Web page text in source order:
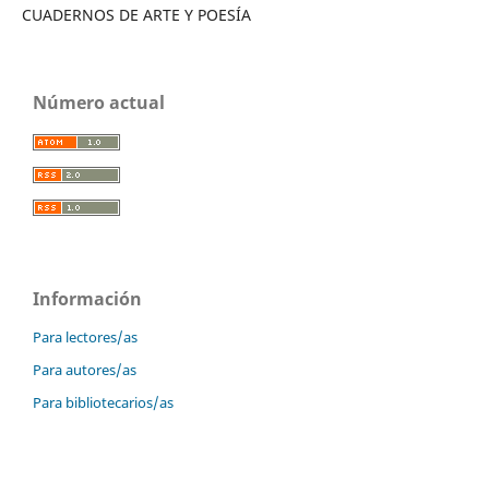
CUADERNOS DE ARTE Y POESÍA
Número actual
Información
Para lectores/as
Para autores/as
Para bibliotecarios/as